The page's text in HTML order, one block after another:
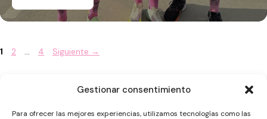
Gestionar consentimiento
Para ofrecer las mejores experiencias, utilizamos tecnologías como las
Página
1 Página
2 … Página
4 Siguiente →